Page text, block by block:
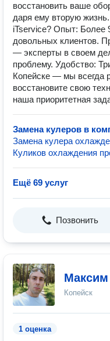
восстановить ваше
даря ему вторую
iTservice? Опыт: Более
довольных клиентов.
— эксперты в своем
проблему. Удобство:
Копейске — мы всегда
восстановите свою
наша приоритетная
Замена кулеров в
Замена кулера
Куликов охлаждения
Ещё 69 услуг
Позвонить
Максим
Копейск
1 оценка